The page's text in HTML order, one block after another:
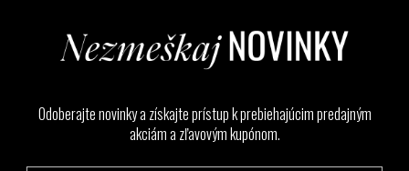
Odoberajte novinky a získajte prístup k prebiehajúcim predajným
akciám a zľavovým kupónom.